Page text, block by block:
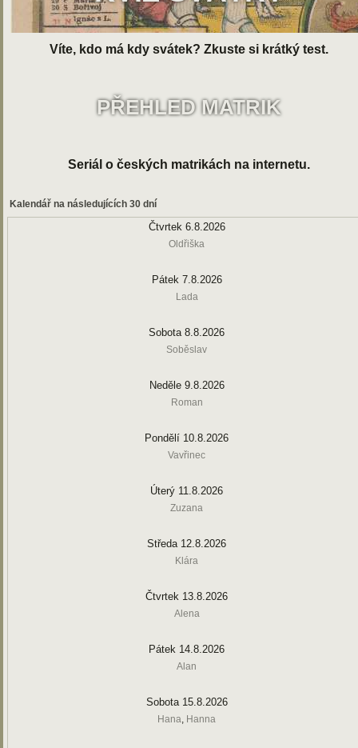
Víte, kdo má kdy svátek? Zkuste si krátký test.
PŘEHLED MATRIK
Seriál o českých matrikách na internetu.
Kalendář na následujících 30 dní
Čtvrtek 6.8.2026
Oldřiška
Pátek 7.8.2026
Lada
Sobota 8.8.2026
Soběslav
Neděle 9.8.2026
Roman
Pondělí 10.8.2026
Vavřinec
Úterý 11.8.2026
Zuzana
Středa 12.8.2026
Klára
Čtvrtek 13.8.2026
Alena
Pátek 14.8.2026
Alan
Sobota 15.8.2026
Hana, Hanna